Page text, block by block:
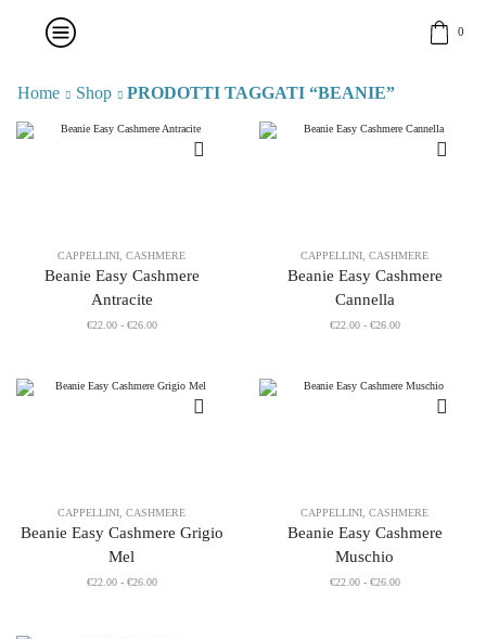
0
Home Shop PRODOTTI TAGGATI “BEANIE”
CAPPELLINI CASHMERE
Beanie Easy Cashmere
Antracite
€22.00 - €26.00Fascia
€22.00
CAPPELLINI CASHMERE
Beanie Easy Cashmere
Cannella
€22.00 - €26.00Fascia
€22.00
CAPPELLINI CASHMERE
Beanie Easy Cashmere Grigio
Mel
€22.00 - €26.00Fascia
CAPPELLINI CASHMERE
Beanie Easy Cashmere
Muschio
€22.00 - €26.00Fascia